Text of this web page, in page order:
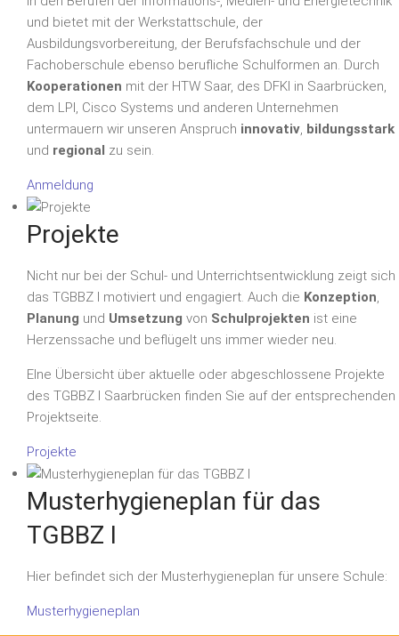
und bietet mit der Werkstattschule, der
Ausbildungsvorbereitung, der Berufsfachschule und der
Fachoberschule ebenso berufliche Schulformen an. Durch
Kooperationen mit der HTW Saar, des DFKI in Saarbrücken,
dem LPI, Cisco Systems und anderen Unternehmen
untermauern wir unseren Anspruch innovativ, bildungsstark
und regional zu sein.
Anmeldung
Projekte
Nicht nur bei der Schul- und Unterrichtsentwicklung zeigt sich
das TGBBZ I motiviert und engagiert. Auch die Konzeption,
Planung und Umsetzung von Schulprojekten ist eine
Herzenssache und beflügelt uns immer wieder neu.
EIne Übersicht über aktuelle oder abgeschlossene Projekte
des TGBBZ I Saarbrücken finden Sie auf der entsprechenden
Projektseite.
Projekte
Musterhygieneplan für das
TGBBZ I
Hier befindet sich der Musterhygieneplan für unsere Schule:
Musterhygieneplan